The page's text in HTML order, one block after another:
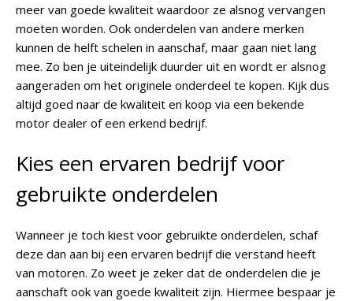
meer van goede kwaliteit waardoor ze alsnog vervangen
moeten worden. Ook onderdelen van andere merken
kunnen de helft schelen in aanschaf, maar gaan niet lang
mee. Zo ben je uiteindelijk duurder uit en wordt er alsnog
aangeraden om het originele onderdeel te kopen. Kijk dus
altijd goed naar de kwaliteit en koop via een bekende
motor dealer of een erkend bedrijf.
Kies een ervaren bedrijf voor
gebruikte onderdelen
Wanneer je toch kiest voor gebruikte onderdelen, schaf
deze dan aan bij een ervaren bedrijf die verstand heeft
van motoren. Zo weet je zeker dat de onderdelen die je
aanschaft ook van goede kwaliteit zijn. Hiermee bespaar je